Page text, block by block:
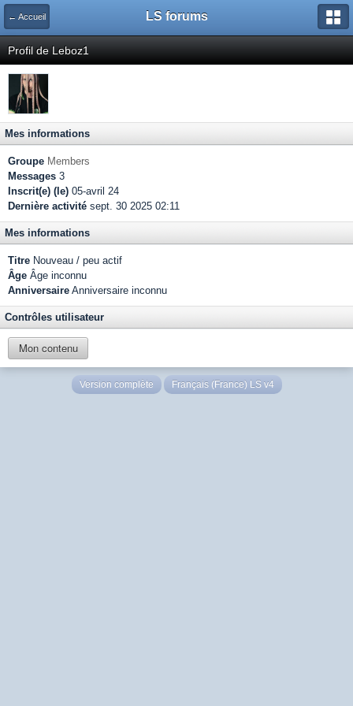
← Accueil LS forums
Profil de Leboz1
Mes informations
Groupe Members
Messages 3
Inscrit(e) (le) 05-avril 24
Dernière activité sept. 30 2025 02:11
Mes informations
Titre Nouveau / peu actif
Âge Âge inconnu
Anniversaire Anniversaire inconnu
Contrôles utilisateur
Mon contenu
Version complète Français (France) LS v4